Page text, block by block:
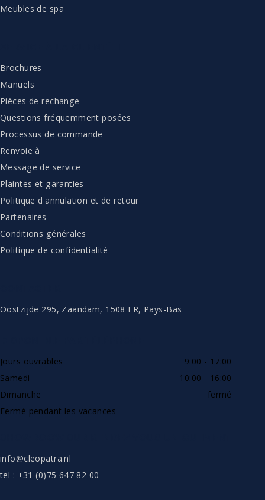
Meubles de spa
Brochures
Manuels
Pièces de rechange
Questions fréquemment posées
Processus de commande
Renvoie à
Message de service
Plaintes et garanties
Politique d'annulation et de retour
Partenaires
Conditions générales
Politique de confidentialité
Oostzijde 295, Zaandam, 1508 FR, Pays-Bas
Jours ouvrables
9:00 - 17:00
Samedi
10:00 - 16:00
Dimanche
fermé
Fermé pendant les vacances
info@cleopatra.nl
tel : +31 (0)75 647 82 00